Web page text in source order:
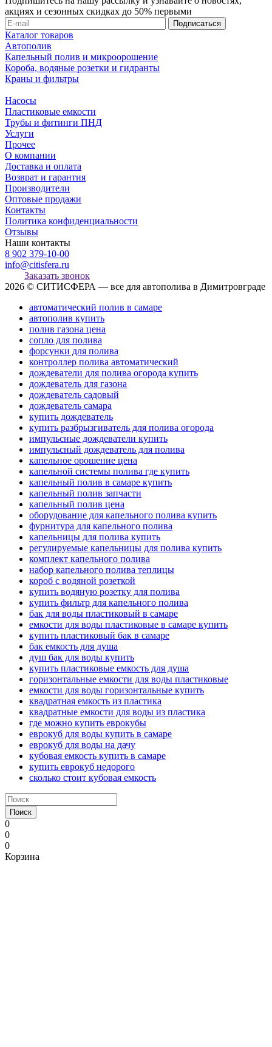
акциях и сезонных скидках до 50% первыми
Каталог товаров
Автополив
Капельный полив и микроорошение
Короба, водяные розетки и гидранты
Краны и фильтры
Насосы
Пластиковые емкости
Трубы и фитинги ПНД
Услуги
Прочее
О компании
Доставка и оплата
Возврат и гарантия
Производители
Оптовые продажи
Контакты
Политика конфиденциальности
Отзывы
Наши контакты
8 902 379-10-00
info@citisfera.ru
Заказать звонок
2026 © СИТИСФЕРА — все для автополива в Димитровграде
автоматический полив в самаре
автополив купить
полив газона цена
сопло для полива
форсунки для полива
контроллер полива автоматический
дождеватели для полива огорода купить
дождеватель для газона
дождеватель садовый
дождеватель самара
купить дождеватель
купить разбрызгиватель для полива огорода
импульсные дождеватели купить
импульсный дождеватель для полива
капельное орошение цена
капельной системы полива где купить
капельный полив в самаре купить
капельный полив запчасти
капельный полив цена
оборудование для капельного полива купить
фурнитура для капельного полива
капельницы для полива купить
регулируемые капельницы для полива купить
комплект капельного полива
набор капельного полива теплицы
короб с водяной розеткой
купить водяную розетку для полива
купить фильтр для капельного полива
бак для воды пластиковый в самаре
емкости для воды пластиковые в самаре купить
купить пластиковый бак в самаре
бак емкость для душа
душ бак для воды купить
купить пластиковые емкость для душа
горизонтальные емкости для воды пластиковые
емкости для воды горизонтальные купить
квадратная емкость из пластика
квадратные емкости для воды из пластика
где можно купить еврокубы
еврокуб для воды купить в самаре
еврокуб для воды на дачу
кубовая емкость купить в самаре
купить еврокуб недорого
сколько стоит кубовая емкость
Поиск
0
0
0
Корзина